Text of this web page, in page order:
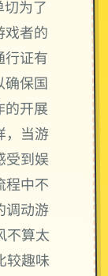
为了
者的
证有
保国
开展
，当游
受到娱
程中不
调动游
不算太
较趣味